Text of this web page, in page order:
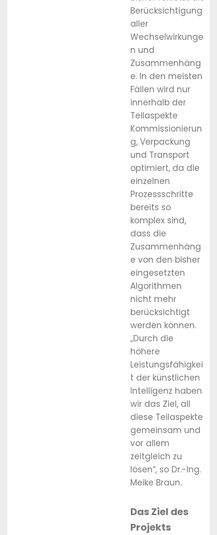
Berücksichtigung
aller
Wechselwirkunge
n und
Zusammenhäng
e. In den meisten
Fällen wird nur
innerhalb der
Teilaspekte
Kommissionierun
g, Verpackung
und Transport
optimiert, da die
einzelnen
Prozessschritte
bereits so
komplex sind,
dass die
Zusammenhäng
e von den bisher
eingesetzten
Algorithmen
nicht mehr
berücksichtigt
werden können.
„Durch die
höhere
Leistungsfähigkei
t der künstlichen
Intelligenz haben
wir das Ziel, all
diese Teilaspekte
gemeinsam und
vor allem
zeitgleich zu
lösen“, so Dr.-Ing.
Meike Braun.
Das Ziel des
Projekts